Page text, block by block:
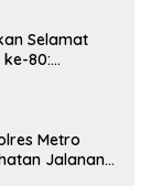
Selamat
80:
Metro
Jalanan